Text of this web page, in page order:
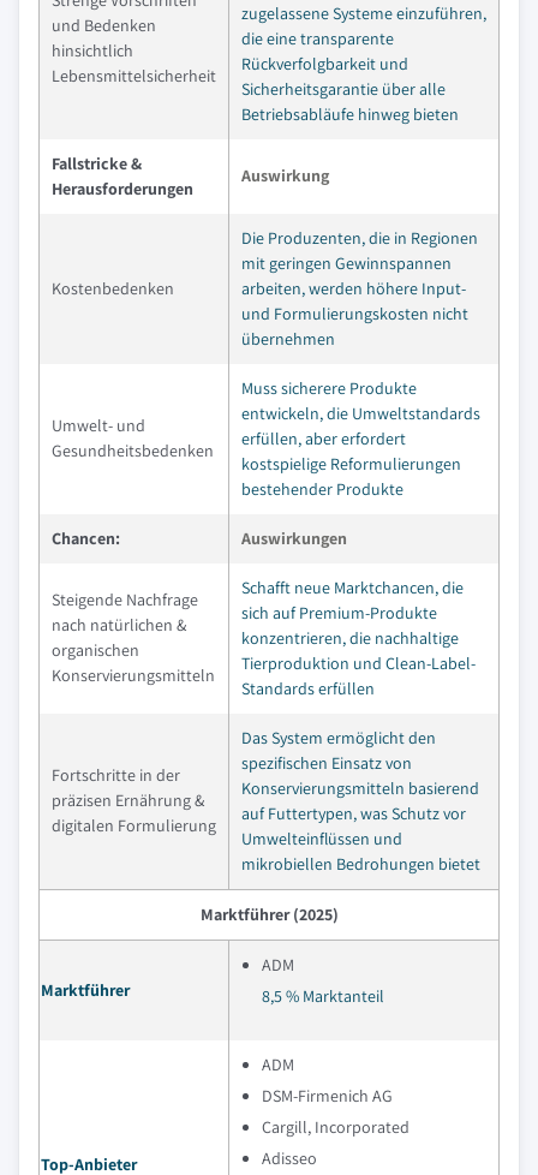
und Bedenken
hinsichtlich
Lebensmittelsicherheit
zugelassene Systeme einzuführen,
die eine transparente
Rückverfolgbarkeit und
Sicherheitsgarantie über alle
Betriebsabläufe hinweg bieten
Fallstricke &
Herausforderungen
Auswirkung
Kostenbedenken
Die Produzenten, die in Regionen
mit geringen Gewinnspannen
arbeiten, werden höhere Input-
und Formulierungskosten nicht
übernehmen
Umwelt- und
Gesundheitsbedenken
Muss sicherere Produkte
entwickeln, die Umweltstandards
erfüllen, aber erfordert
kostspielige Reformulierungen
bestehender Produkte
Chancen: Auswirkungen
Steigende Nachfrage
nach natürlichen &
organischen
Konservierungsmitteln
Schafft neue Marktchancen, die
sich auf Premium-Produkte
konzentrieren, die nachhaltige
Tierproduktion und Clean-Label-
Standards erfüllen
Fortschritte in der
präzisen Ernährung &
digitalen Formulierung
Das System ermöglicht den
spezifischen Einsatz von
Konservierungsmitteln basierend
auf Futtertypen, was Schutz vor
Umwelteinflüssen und
mikrobiellen Bedrohungen bietet
Marktführer (2025)
Marktführer
ADM
8,5 % Marktanteil
Top-Anbieter
ADM
DSM-Firmenich AG
Cargill, Incorporated
Adisseo